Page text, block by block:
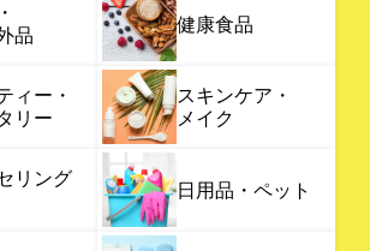
品
健康食品
ィー・
リー
スキンケア・
メイク
リング
日用品・ペット